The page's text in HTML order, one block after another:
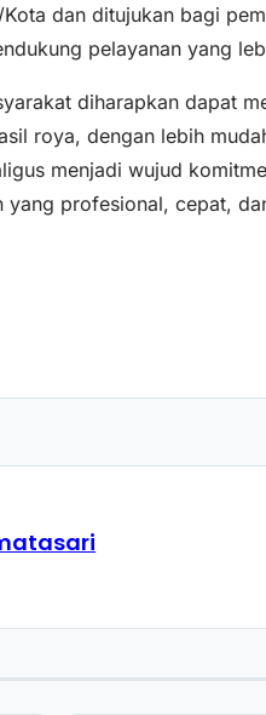
dan ditujukan bagi
pelayanan yang
diharapkan dapat
roya, dengan lebih
menjadi wujud
yang profesional, cepat,